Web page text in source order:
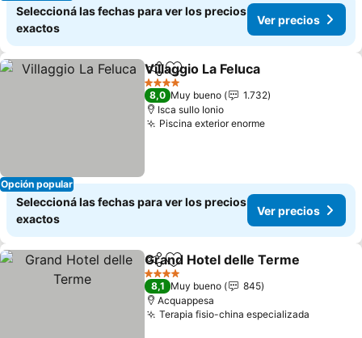
Seleccioná las fechas para ver los precios
exactos
Ver precios
Opción popular
CompartirAñadir a favoritos
Villaggio La Feluca
4 Estrellas
8,0 Muy bueno
1.732
Isca sullo Ionio
Piscina exterior enorme
Seleccioná las fechas para ver los precios
exactos
Ver precios
CompartirAñadir a favoritos
Grand Hotel delle Terme
4 Estrellas
8,1 Muy bueno
845
Acquappesa
Terapia fisio-china especializada